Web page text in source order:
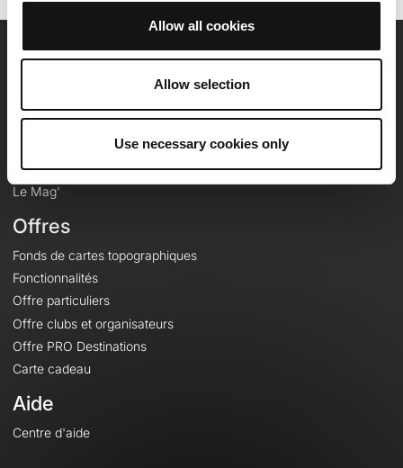
Allow all cookies
Allow selection
Use necessary cookies only
Carrières
Contact
Le Mag'
Offres
Fonds de cartes topographiques
Fonctionnalités
Offre particuliers
Offre clubs et organisateurs
Offre PRO Destinations
Carte cadeau
Aide
Centre d'aide